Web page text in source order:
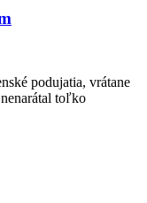
podujatia, vrátane
toľko